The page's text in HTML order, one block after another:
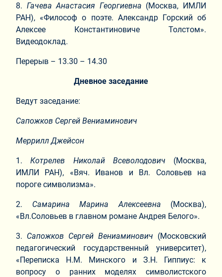
8.​ Гачева Анастасия Георгиевна (Москва, ИМЛИ
РАН), «Философ о поэте. Александр Горский об
Алексее Константиновиче Толстом».
Видеодоклад.
Перерыв – 13.30 – 14.30
Дневное заседание
Ведут заседание:
Сапожков Сергей Вениаминович
Меррилл Джейсон
1.​Котрелев Николай Всеволодович (Москва,
ИМЛИ РАН), «Вяч. Иванов и Вл. Соловьев на
пороге символизма».
2.​ Самарина Марина Алексеевна (Москва),
«Вл.Соловьев в главном романе Андрея Белого».
3.​ Сапожков Сергей Вениаминович (Московский
педагогический государственный университет),
«Переписка Н.М. Минского и З.Н. Гиппиус: к
вопросу о ранних моделях символистского